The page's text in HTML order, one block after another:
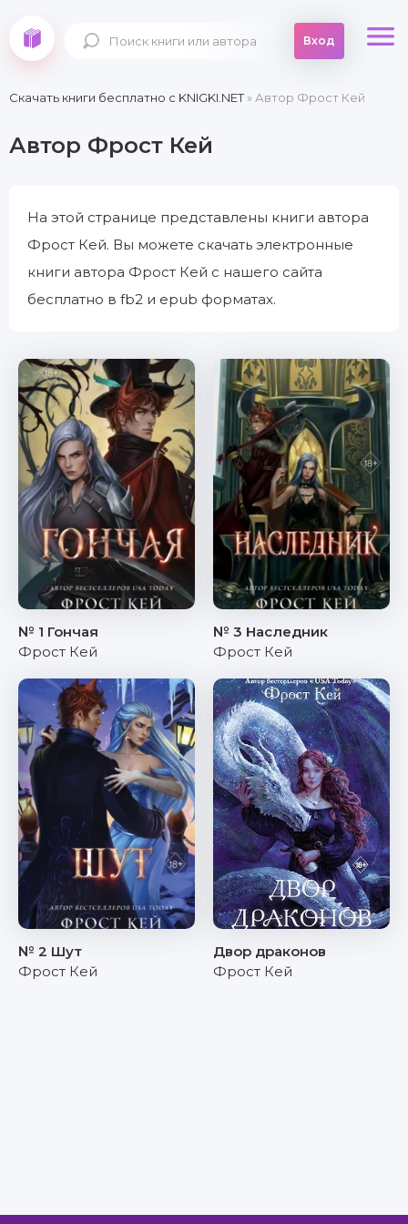
Вход
Скачать книги бесплатно c KNIGKI.NET» Автор Фрост Кей
Автор Фрост Кей
На этой странице представлены книги автора
Фрост Кей. Вы можете скачать электронные
книги автора Фрост Кей с нашего сайта
бесплатно в fb2 и epub форматах.
№ 1 Гончая
Фрост Кей
№ 3 Наследник
Фрост Кей
№ 2 Шут
Фрост Кей
Двор драконов
Фрост Кей